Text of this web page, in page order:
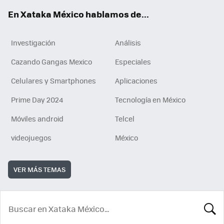
En Xataka México hablamos de...
Investigación
Análisis
Cazando Gangas Mexico
Especiales
Celulares y Smartphones
Aplicaciones
Prime Day 2024
Tecnología en México
Móviles android
Telcel
videojuegos
México
VER MÁS TEMAS